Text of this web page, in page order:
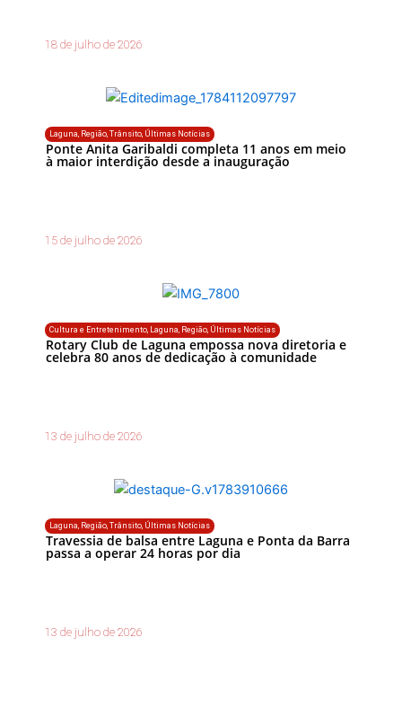
18 de julho de 2026
Laguna, Região, Trânsito, Últimas Notícias
Ponte Anita Garibaldi completa 11 anos em meio
à maior interdição desde a inauguração
15 de julho de 2026
Cultura e Entretenimento, Laguna, Região, Últimas Notícias
Rotary Club de Laguna empossa nova diretoria e
celebra 80 anos de dedicação à comunidade
13 de julho de 2026
Laguna, Região, Trânsito, Últimas Notícias
Travessia de balsa entre Laguna e Ponta da Barra
passa a operar 24 horas por dia
13 de julho de 2026